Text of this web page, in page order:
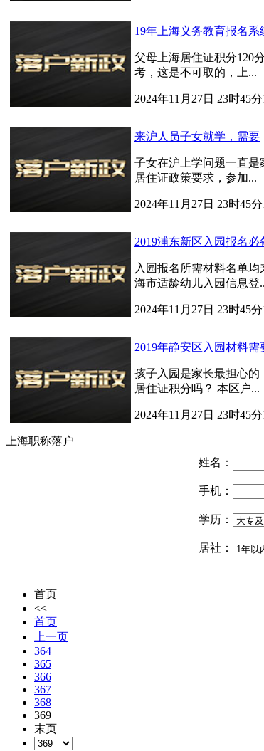
19年上海义务教育报名系
父母上海居住证积分120
考，这是不可取的，上...
2024年11月27日 23时45
来沪人员子女就学，需要
子女在沪上学问题一直
居住证政策要求，参加...
2024年11月27日 23时45
2019浦东新区入园报名必
入园报名所需材料名单
海市适龄幼儿入园信息登
2024年11月27日 23时45
2019年静安区入园材料需
孩子入园是家长最担心
居住证积分吗？ 本区户...
2024年11月27日 23时45
上海职称落户
姓名：
手机：
学历：
居社：
首页
<<
首页
上一页
364
365
366
367
368
369
末页